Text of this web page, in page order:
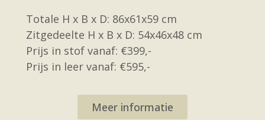
Totale H x B x D: 86x61x59 cm
Zitgedeelte H x B x D: 54x46x48 cm
Prijs in stof vanaf: €399,-
Prijs in leer vanaf: €595,-
Meer informatie